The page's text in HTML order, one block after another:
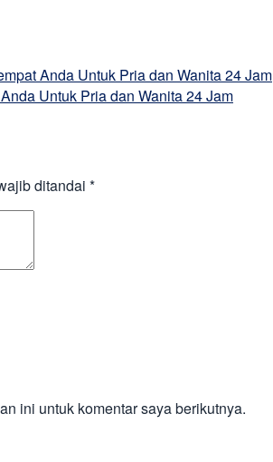
Anda Untuk Pria dan Wanita 24 Jam
Untuk Pria dan Wanita 24 Jam
ditandai *
ini untuk komentar saya berikutnya.